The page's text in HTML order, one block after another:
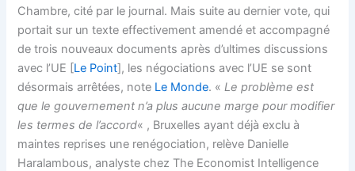
Chambre, cité par le journal. Mais suite au dernier vote, qui
portait sur un texte effectivement amendé et accompagné
de trois nouveaux documents après d’ultimes discussions
avec l’UE [Le Point], les négociations avec l’UE se sont
désormais arrêtées, note Le Monde. «Le problème est
que le gouvernement n’a plus aucune marge pour modifier
les termes de l’accord« , Bruxelles ayant déjà exclu à
maintes reprises une renégociation, relève Danielle
Haralambous, analyste chez The Economist Intelligence